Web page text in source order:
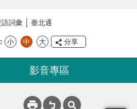
語詞彙 臺北通
小 中 大 分享
影音專區